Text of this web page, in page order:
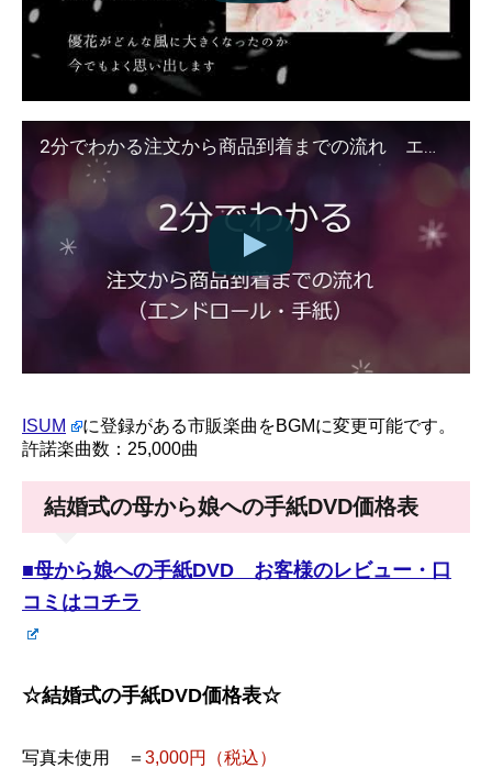
2分でわかる注文から商品到着までの流れ エンドロール
ISUM
に登録がある市販楽曲をBGMに変更可能です。
許諾楽曲数：25,000曲
結婚式の母から娘への手紙DVD価格表
■母から娘への手紙DVD お客様のレビュー・口
コミはコチラ
☆結婚式の手紙DVD価格表☆
写真未使用 ＝ 3,000円（税込）